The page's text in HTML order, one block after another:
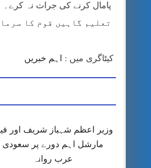
پامال کرنے کی جرات نہ کرے۔
تعلیم گاہیں قوم کا
کیٹاگری میں : اہم خبریں
وزیر اعظم شہباز شریف اور
مارشل اہم دورے پر سعودی
عرب روانہ